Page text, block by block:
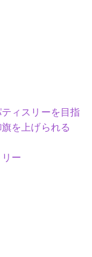
ィスリーを目指
を上げられる
ー